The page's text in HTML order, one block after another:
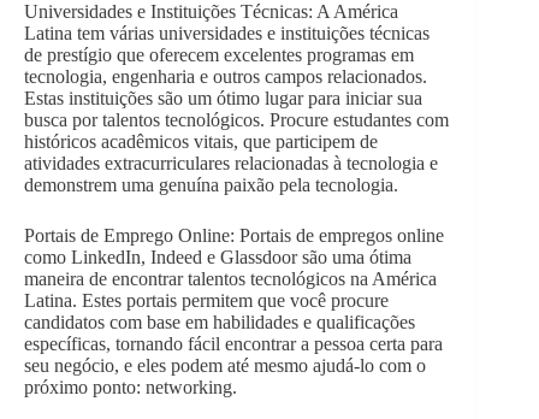
Universidades e Instituições Técnicas: A América
Latina tem várias universidades e instituições técnicas
de prestígio que oferecem excelentes programas em
tecnologia, engenharia e outros campos relacionados.
Estas instituições são um ótimo lugar para iniciar sua
busca por talentos tecnológicos. Procure estudantes com
históricos acadêmicos vitais, que participem de
atividades extracurriculares relacionadas à tecnologia e
demonstrem uma genuína paixão pela tecnologia.
Portais de Emprego Online: Portais de empregos online
como LinkedIn, Indeed e Glassdoor são uma ótima
maneira de encontrar talentos tecnológicos na América
Latina. Estes portais permitem que você procure
candidatos com base em habilidades e qualificações
específicas, tornando fácil encontrar a pessoa certa para
seu negócio, e eles podem até mesmo ajudá-lo com o
próximo ponto: networking.